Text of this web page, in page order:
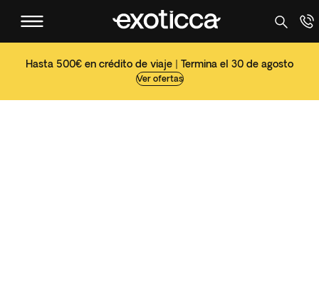
Hasta 500€ en crédito de viaje | Termina el 30 de agosto
Ver ofertas